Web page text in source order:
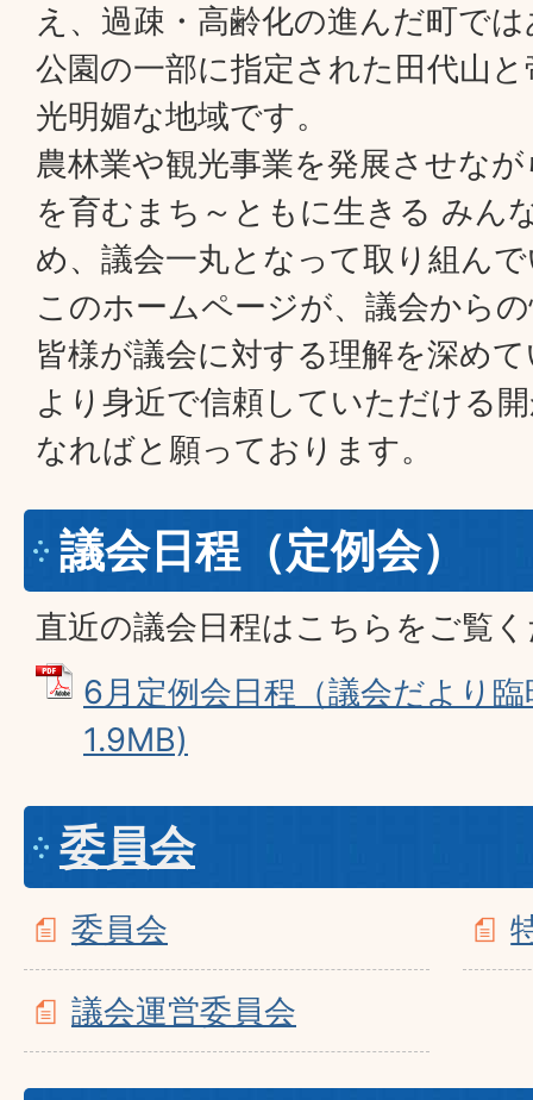
え、過疎・高齢化の進んだ町で
公園の一部に指定された田代山
光明媚な地域です。
農林業や観光事業を発展させな
を育むまち～ともに生きる みん
め、議会一丸となって取り組ん
このホームページが、議会から
皆様が議会に対する理解を深め
より身近で信頼していただける
なればと願っております。
議会日程（定例会）
直近の議会日程はこちらをご覧
6月定例会日程（議会だより
1.9MB)
委員会
委員会
議会運営委員会